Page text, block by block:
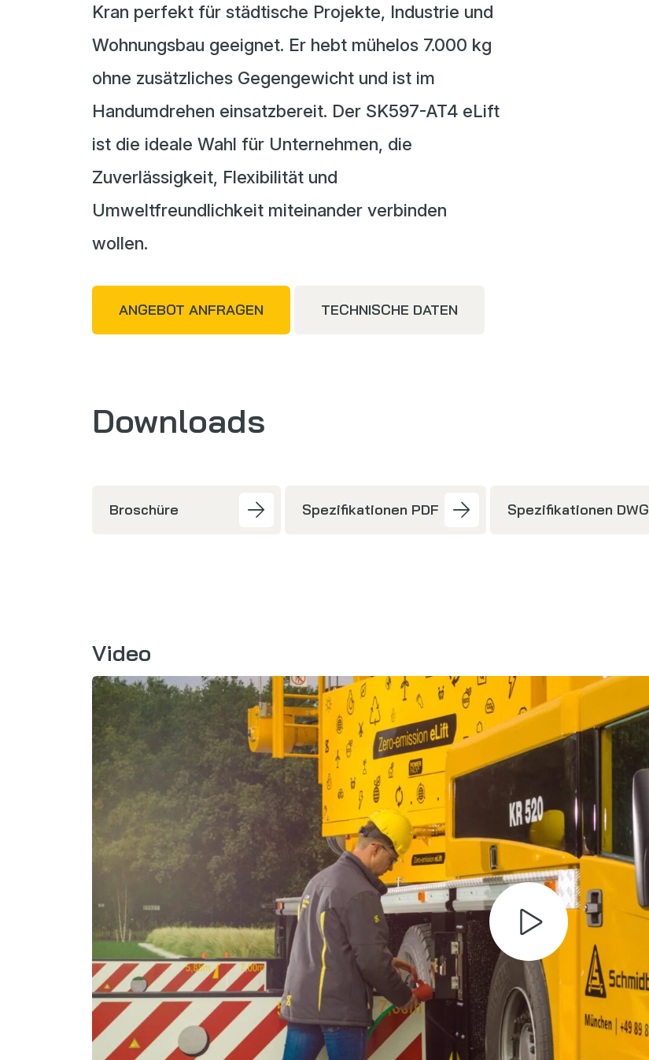
Kran perfekt für städtische Projekte, Industrie und
Wohnungsbau geeignet. Er hebt mühelos 7.000 kg
ohne zusätzliches Gegengewicht und ist im
Handumdrehen einsatzbereit. Der SK597-AT4 eLift
ist die ideale Wahl für Unternehmen, die
Zuverlässigkeit, Flexibilität und
Umweltfreundlichkeit miteinander verbinden
wollen.
ANGEBOT ANFRAGEN TECHNISCHE DATEN
Downloads
Broschüre Spezifikationen PDF Spezifikationen DWG
Video